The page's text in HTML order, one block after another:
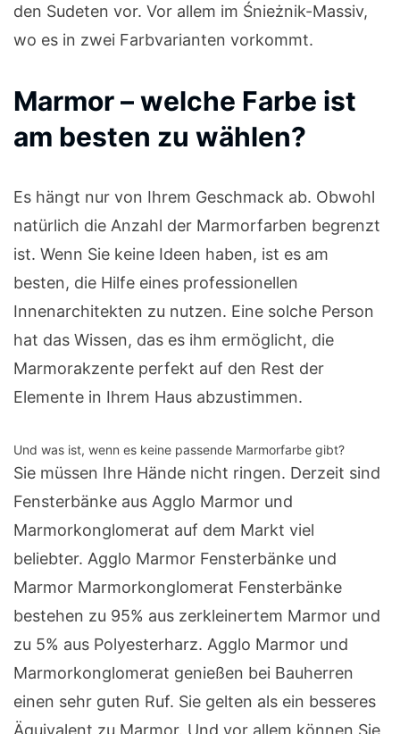
den Sudeten vor. Vor allem im Śnieżnik-Massiv,
wo es in zwei Farbvarianten vorkommt.
Marmor – welche Farbe ist
am besten zu wählen?
Es hängt nur von Ihrem Geschmack ab. Obwohl
natürlich die Anzahl der Marmorfarben begrenzt
ist. Wenn Sie keine Ideen haben, ist es am
besten, die Hilfe eines professionellen
Innenarchitekten zu nutzen. Eine solche Person
hat das Wissen, das es ihm ermöglicht, die
Marmorakzente perfekt auf den Rest der
Elemente in Ihrem Haus abzustimmen.
Und was ist, wenn es keine passende Marmorfarbe gibt?
Sie müssen Ihre Hände nicht ringen. Derzeit sind
Fensterbänke aus Agglo Marmor und
Marmorkonglomerat auf dem Markt viel
beliebter. Agglo Marmor Fensterbänke und
Marmor Marmorkonglomerat Fensterbänke
bestehen zu 95% aus zerkleinertem Marmor und
zu 5% aus Polyesterharz. Agglo Marmor und
Marmorkonglomerat genießen bei Bauherren
einen sehr guten Ruf. Sie gelten als ein besseres
Äquivalent zu Marmor. Und vor allem können Sie